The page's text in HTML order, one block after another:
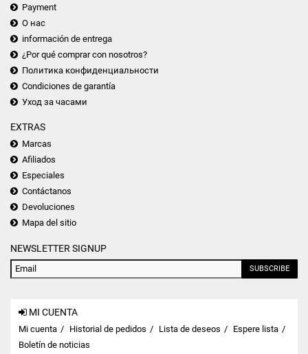
Payment
О нас
información de entrega
¿Por qué comprar con nosotros?
Политика конфиденциальности
Condiciones de garantía
Уход за часами
EXTRAS
Marcas
Afiliados
Especiales
Contáctanos
Devoluciones
Mapa del sitio
NEWSLETTER SIGNUP
SUBSCRIBE
MI CUENTA
Mi cuenta Historial de pedidos Lista de deseos
Espere lista
Boletín de noticias